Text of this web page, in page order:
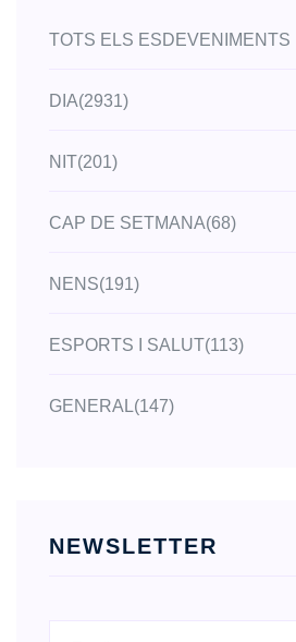
TOTS ELS ESDEVENIMENTS
DIA(2931)
NIT(201)
CAP DE SETMANA(68)
NENS(191)
ESPORTS I SALUT(113)
GENERAL(147)
NEWSLETTER